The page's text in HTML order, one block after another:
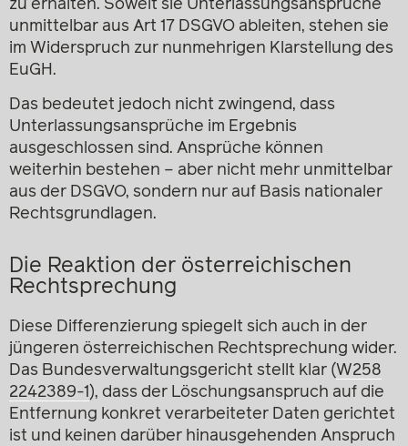
zu erhalten. Soweit sie Unterlassungsansprüche
unmittelbar aus Art 17 DSGVO ableiten, stehen sie
im Widerspruch zur nunmehrigen Klarstellung des
EuGH.
Das bedeutet jedoch nicht zwingend, dass
Unterlassungsansprüche im Ergebnis
ausgeschlossen sind. Ansprüche können
weiterhin bestehen – aber nicht mehr unmittelbar
aus der DSGVO, sondern nur auf Basis nationaler
Rechtsgrundlagen.
Die Reaktion der österreichischen
Rechtsprechung
Diese Differenzierung spiegelt sich auch in der
jüngeren österreichischen Rechtsprechung wider.
Das Bundesverwaltungsgericht stellt klar (W258
2242389-1 ), dass der Löschungsanspruch auf die
Entfernung konkret verarbeiteter Daten gerichtet
ist und keinen darüber hinausgehenden Anspruch